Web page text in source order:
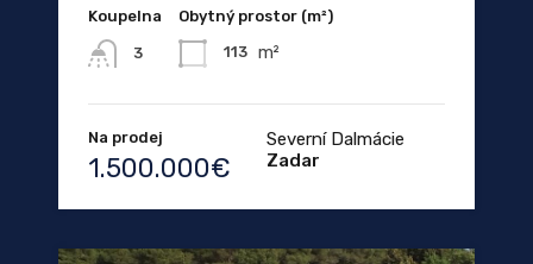
Koupelna
3
Obytný prostor (m²)
113 m²
Na prodej
1.500.000€
Severní Dalmácie
Zadar